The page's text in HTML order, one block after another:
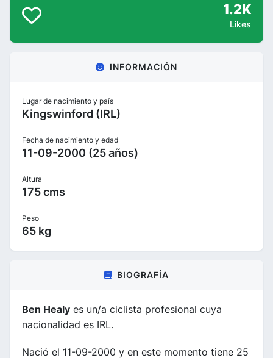
1.2K
Likes
INFORMACIÓN
Lugar de nacimiento y país
Kingswinford (IRL)
Fecha de nacimiento y edad
11-09-2000 (25 años)
Altura
175 cms
Peso
65 kg
BIOGRAFÍA
Ben Healy es un/a ciclista profesional cuya
nacionalidad es IRL.
Nació el 11-09-2000 y en este momento tiene 25